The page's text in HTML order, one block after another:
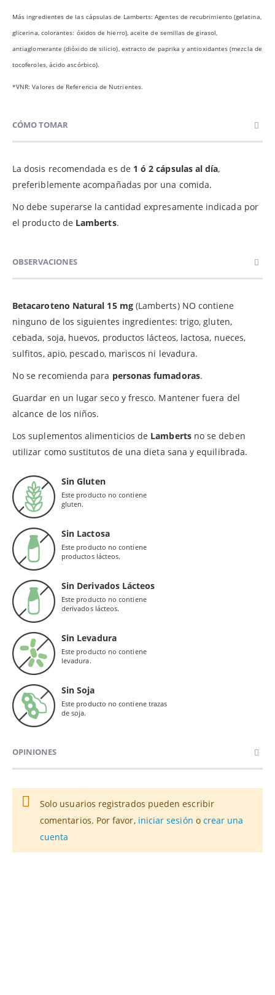
Más ingredientes de las cápsulas de Lamberts: Agentes de recubrimiento (gelatina,
glicerina, colorantes: óxidos de hierro), aceite de semillas de girasol,
antiaglomerante (dióxido de silicio), extracto de paprika y antioxidantes (mezcla de
tocoferoles, ácido ascórbico).
*VNR: Valores de Referencia de Nutrientes.
CÓMO TOMAR
La dosis recomendada es de 1 ó 2 cápsulas al día,
preferiblemente acompañadas por una comida.
No debe superarse la cantidad expresamente indicada por
el producto de Lamberts.
OBSERVACIONES
Betacaroteno Natural 15 mg(Lamberts) NO contiene
ninguno de los siguientes ingredientes: trigo, gluten,
cebada, soja, huevos, productos lácteos, lactosa, nueces,
sulfitos, apio, pescado, mariscos ni levadura.
No se recomienda para personas fumadoras.
Guardar en un lugar seco y fresco. Mantener fuera del
alcance de los niños.
Los suplementos alimenticios de Lambertsno se deben
utilizar como sustitutos de una dieta sana y equilibrada.
Sin Gluten
Este producto no contiene
gluten.
Sin Lactosa
Este producto no contiene
productos lácteos.
Sin Derivados Lácteos
Este producto no contiene
derivados lácteos.
Sin Levadura
Este producto no contiene
levadura.
Sin Soja
Este producto no contiene trazas
de soja.
OPINIONES
Solo usuarios registrados pueden escribir
comentarios. Por favor, iniciar sesión o crear una
cuenta